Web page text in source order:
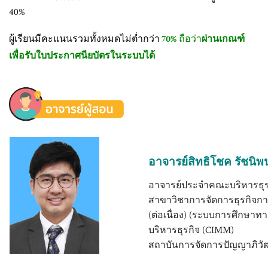
40%
ผู้เรียนมีคะแนนรวมทั้งหมดไม่ต่ำกว่า 70% ถือว่าผ่านเกณฑ์
เพื่อรับใบประกาศนียบัตรในระบบได้
อาจารย์สิทธิโชค รัชนิพ
อาจารย์ประจำคณะบริหารธุ
สาขาวิชาการจัดการธุรกิจก
(ต่อเนื่อง) (ระบบการศึกษาท
บริหารธุรกิจ (CIMM)
สถาบันการจัดการปัญญาภิ